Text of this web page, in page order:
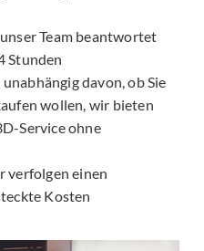
unser Team beantwortet
Stunden
unabhängig davon, ob Sie
wollen, wir bieten
Service ohne
verfolgen einen
Kosten